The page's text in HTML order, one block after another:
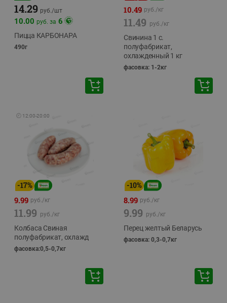
14.29 руб./шт
10.00 руб. за 6
Пицца КАРБОНАРА
490г
10.49 руб./кг
11.49 руб./кг
Свинина 1 с.
полуфабрикат,
охлажденный 1 кг
фасовка: 1-2кг
🕘 12:00-20:00
-17%
9.99 руб./кг
11.99 руб./кг
Колбаса Свиная
полуфабрикат, охлажд
фасовка:0,5-0,7кг
-10%
8.99 руб./кг
9.99 руб./кг
Перец желтый Беларусь
фасовка: 0,3-0,7кг